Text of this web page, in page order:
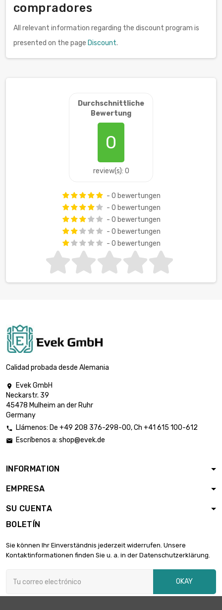
compradores
All relevant information regarding the discount program is
presented on the page Discount.
Durchschnittliche
Bewertung
0
review(s): 0
- 0 bewertungen
- 0 bewertungen
- 0 bewertungen
- 0 bewertungen
- 0 bewertungen
Calidad probada desde Alemania

Evek GmbH
Neckarstr. 39
45478 Mulheim an der Ruhr
Germany
 Llámenos: De +49 208 376-298-00, Ch +41 615 100-612
 Escríbenos a: shop@evek.de
INFORMATION
EMPRESA
SU CUENTA
BOLETÍN
Sie können Ihr Einverständnis jederzeit widerrufen. Unsere
Kontaktinformationen finden Sie u. a. in der Datenschutzerklärung.
OKAY